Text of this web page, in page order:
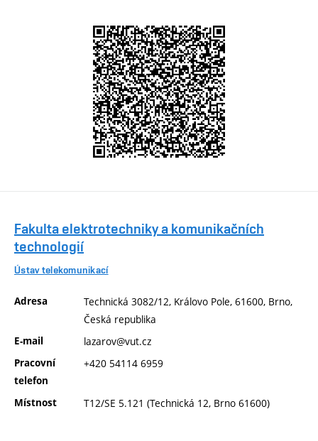
Fakulta elektrotechniky a komunikačních
technologií
Ústav telekomunikací
Adresa
Technická 3082/12, Královo Pole, 61600, Brno,
Česká republika
E-mail lazarov@vut.cz
Pracovní
telefon
+420 54114 6959
Místnost T12/SE 5.121 (Technická 12, Brno 61600)